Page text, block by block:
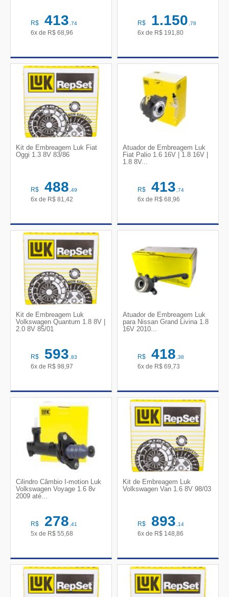
R$ 413,74
6x de R$ 68,96
R$ 1.150,78
6x de R$ 191,80
Kit de Embreagem Luk Fiat
Oggi 1.3 8V 83/86
R$ 488,49
6x de R$ 81,42
Atuador de Embreagem Luk
Fiat Palio 1.6 16V | 1.8 16V |
1.8 8V...
R$ 413,74
6x de R$ 68,96
Kit de Embreagem Luk
Volkswagen Quantum 1.8 8V |
2.0 8V 85/01
R$ 593,83
6x de R$ 98,97
Atuador de Embreagem Luk
para Nissan Grand Livina 1.8
16V 2010...
R$ 418,38
6x de R$ 69,73
Cilindro Câmbio I-motion Luk
Volkswagen Voyage 1.6 8v
2009 até...
R$ 278,41
5x de R$ 55,68
Kit de Embreagem Luk
Volkswagen Van 1.6 8V 98/03
R$ 893,14
6x de R$ 148,86